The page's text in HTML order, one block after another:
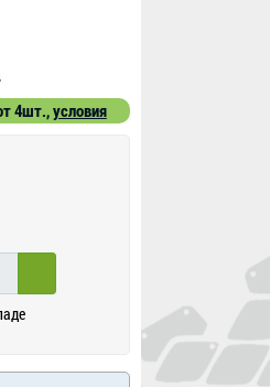
4шт.,условия